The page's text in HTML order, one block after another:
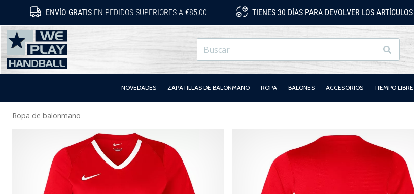
ENVÍO GRATISEN PEDIDOS SUPERIORES A €85,00 TIENES 30 DÍAS PARA DEVOLVER LOS ARTÍCULOS
WePlayHandball.es
Buscar
NOVEDADES ZAPATILLAS DE BALONMANO ROPA BALONES ACCESORIOS TIEMPO LIBRE
Ropa de balonmano